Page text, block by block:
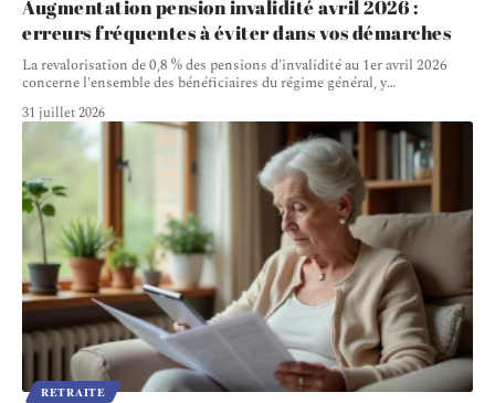
Augmentation pension invalidité avril 2026 :
erreurs fréquentes à éviter dans vos démarches
La revalorisation de 0,8 % des pensions d'invalidité au 1er avril 2026
concerne l'ensemble des bénéficiaires du régime général, y…
31 juillet 2026
RETRAITE